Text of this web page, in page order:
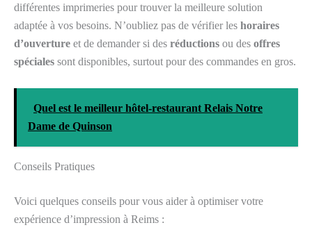
différentes imprimeries pour trouver la meilleure solution
adaptée à vos besoins. N’oubliez pas de vérifier les horaires
d’ouverture et de demander si des réductions ou des offres
spéciales sont disponibles, surtout pour des commandes en gros.
Quel est le meilleur hôtel-restaurant Relais Notre
Dame de Quinson
Conseils Pratiques
Voici quelques conseils pour vous aider à optimiser votre
expérience d’impression à Reims :